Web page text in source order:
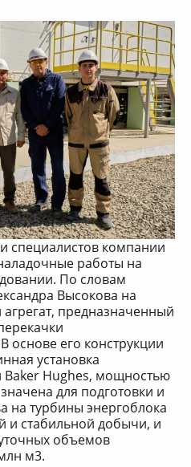
специалистов компании
работы на
По словам
Высокова на
предназначенный
основе его конструкции
установка
Baker Hughes, мощностью
для подготовки и
на турбины энергоблока
и стабильной добычи, и
объемов
м3.